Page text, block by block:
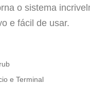
o sistema
e fácil de usar.
e Terminal